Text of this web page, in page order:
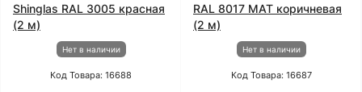
Shinglas RAL 3005 красная
(2 м)
Нет в наличии
Код Товара: 16688
RAL 8017 МАТ коричневая
(2 м)
Нет в наличии
Код Товара: 16687